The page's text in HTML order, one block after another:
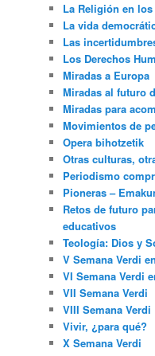
La Religión en
La vida
Las
Los Derechos
Miradas a Europa
Miradas al futuro
Miradas para
Movimientos de
Opera bihotzetik
Otras culturas,
Periodismo
Pioneras –
Retos de futuro
educativos
Teología: Dios y
V Semana Verdi
VI Semana Verdi
VII Semana Verdi
VIII Semana Verdi
Vivir, ¿para qué?
X Semana Verdi